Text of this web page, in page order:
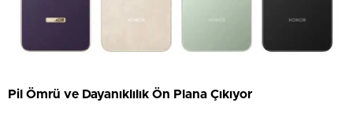
Pil Ömrü ve Dayanıklılık Ön Plana Çıkıyor